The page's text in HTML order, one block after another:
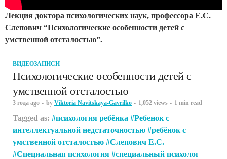
Лекция доктора психологических наук, профессора Е.С.
Слепович “Психологические особенности детей с
умственной отсталостью”.
ВИДЕОЗАПИСИ
Психологические особенности детей с
умственной отсталостью
3 года ago by Viktoria Navitskaya-Gavrilko 1,052 views 1 min read
Tagged as: психология ребёнка
Ребенок с
интеллектуальной недстаточностью
ребёнок с
умственной отсталостью
Слепович Е.С.
Специальная психология
специальный психолог